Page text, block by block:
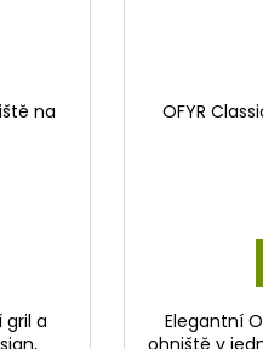
na
gril a
OFYR
Elegantní
ohniště v